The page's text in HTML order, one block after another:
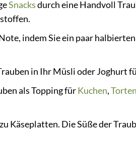
Snacksdurch eine Handvoll
indem Sie ein paar
in Ihr Müsli oder Joghurt
als Topping fürKuchen,Torten
Käseplatten. Die Süße der